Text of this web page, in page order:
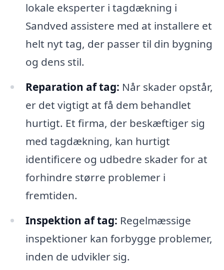
lokale eksperter i tagdækning i
Sandved assistere med at installere et
helt nyt tag, der passer til din bygning
og dens stil.
Reparation af tag: Når skader opstår,
er det vigtigt at få dem behandlet
hurtigt. Et firma, der beskæftiger sig
med tagdækning, kan hurtigt
identificere og udbedre skader for at
forhindre større problemer i
fremtiden.
Inspektion af tag: Regelmæssige
inspektioner kan forbygge problemer,
inden de udvikler sig.